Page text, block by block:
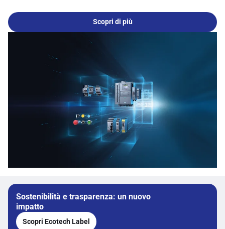
Scopri di più
Sostenibilità e trasparenza: un nuovo
impatto
Scopri Ecotech Label